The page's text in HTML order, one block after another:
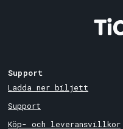
Support
Ladda ner biljett
Support
Köp- och leveransvillkor